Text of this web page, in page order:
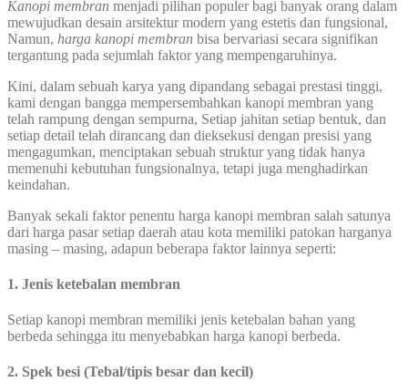
Kanopi membran menjadi pilihan populer bagi banyak orang dalam
mewujudkan desain arsitektur modern yang estetis dan fungsional,
Namun, harga kanopi membran bisa bervariasi secara signifikan
tergantung pada sejumlah faktor yang mempengaruhinya.
Kini, dalam sebuah karya yang dipandang sebagai prestasi tinggi,
kami dengan bangga mempersembahkan kanopi membran yang
telah rampung dengan sempurna, Setiap jahitan setiap bentuk, dan
setiap detail telah dirancang dan dieksekusi dengan presisi yang
mengagumkan, menciptakan sebuah struktur yang tidak hanya
memenuhi kebutuhan fungsionalnya, tetapi juga menghadirkan
keindahan.
Banyak sekali faktor penentu harga kanopi membran salah satunya
dari harga pasar setiap daerah atau kota memiliki patokan harganya
masing – masing, adapun beberapa faktor lainnya seperti:
1. Jenis ketebalan membran
Setiap kanopi membran memiliki jenis ketebalan bahan yang
berbeda sehingga itu menyebabkan harga kanopi berbeda.
2. Spek besi (Tebal/tipis besar dan kecil)